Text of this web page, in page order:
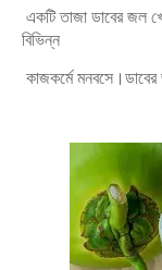
একটি তাজা ডাবের জল
বিভিন্ন
কাজকর্মে মনবসে।ডাবের